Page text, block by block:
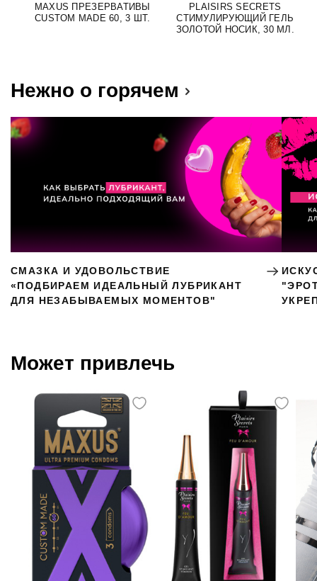
MAXUS ПРЕЗЕРВАТИВЫ
CUSTOM MADE 60, 3 ШТ.
PLAISIRS SECRETS
СТИМУЛИРУЮЩИЙ ГЕЛЬ
ЗОЛОТОЙ НОСИК, 30 МЛ.
Нежно о горячем
СМАЗКА И УДОВОЛЬСТВИЕ
«ПОДБИРАЕМ ИДЕАЛЬНЫЙ ЛУБРИКАНТ
ДЛЯ НЕЗАБЫВАЕМЫХ МОМЕНТОВ"
Может привлечь